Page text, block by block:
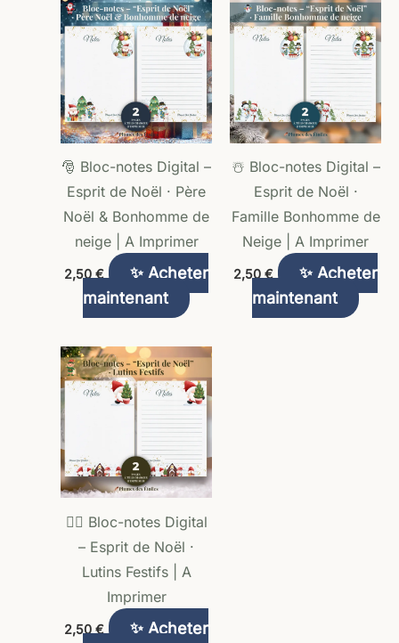
🎅 Bloc-notes Digital –
Esprit de Noël · Père
Noël & Bonhomme de
neige | A Imprimer
2,50€
✨ Acheter
maintenant
☃️ Bloc-notes Digital –
Esprit de Noël ·
Famille Bonhomme de
Neige | A Imprimer
2,50€
✨ Acheter
maintenant
🧝‍♀️ Bloc-notes Digital
– Esprit de Noël ·
Lutins Festifs | A
Imprimer
2,50 €
✨ Acheter